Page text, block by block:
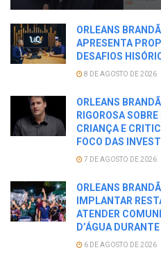
ORLEANS
APRESENTA
DESAFIOS
8 DE AGOSTO DE 2026
ORLEANS
RIGOROSA
CRIANÇA E
FOCO DAS
7 DE AGOSTO DE 2026
ORLEANS
IMPLANTAR
ATENDER
D’ÁGUA
6 DE AGOSTO DE 2026